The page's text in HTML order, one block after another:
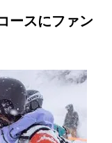
ースにファン